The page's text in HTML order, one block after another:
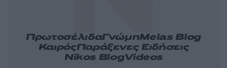
ΠρωτοσέλιδαΓνώμηMelas Blog
ΚαιρόςΠαράξενες Ειδήσεις
Nikos BlogVideos